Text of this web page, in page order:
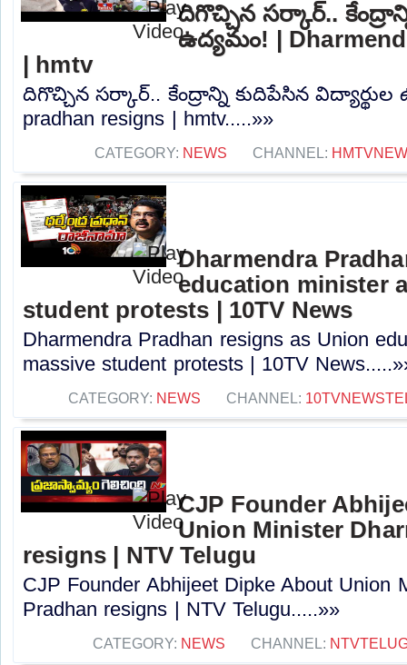
దిగొచ్చిన సర్కార్..
ఉద్యమం! |
| hmtv
దిగొచ్చిన సర్కార్.. కేంద్రాన్ని కుదిపేసిన విద్యార్థుల
pradhan resigns | hmtv.....»»
CATEGORY: NEWS CHANNEL:
Dharmendra
education minister
student protests | 10TV News
Dharmendra Pradhan resigns as Union
massive student protests | 10TV
CATEGORY: NEWS CHANNEL:
CJP Founder
Union Minister
resigns | NTV Telugu
CJP Founder Abhijeet Dipke About Union
Pradhan resigns | NTV Telugu.....»»
CATEGORY: NEWS CHANNEL: